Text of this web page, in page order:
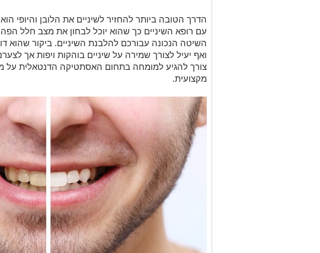
הדרך הטובה ביותר להחזיר לשיניים את הלובן והיופי
עם רופא השיניים כך שהוא יוכל לבחון את מצב חלל
השיטה הנכונה עבורכם להלבנת השיניים. ביקור שהוא
ואף יעיל לצורך שמירה על שיניים בוהקות ויפות אך
צורך להגיע למומחה בתחום האסתטיקה הדנטאלית על
מקצועית.